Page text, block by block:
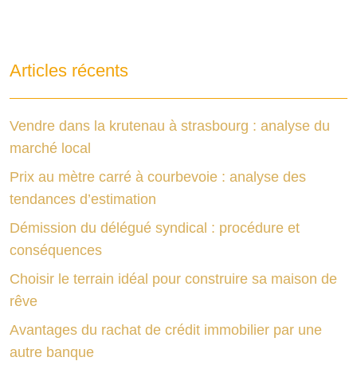
Articles récents
Vendre dans la krutenau à strasbourg : analyse du
marché local
Prix au mètre carré à courbevoie : analyse des
tendances d’estimation
Démission du délégué syndical : procédure et
conséquences
Choisir le terrain idéal pour construire sa maison de
rêve
Avantages du rachat de crédit immobilier par une
autre banque